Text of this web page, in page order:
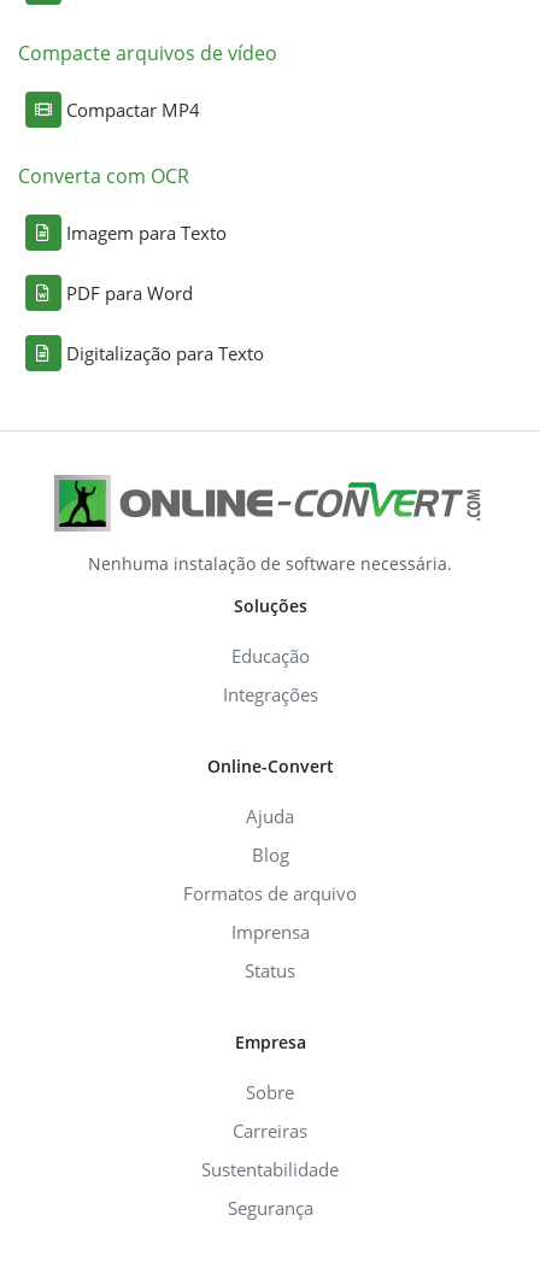
Compacte arquivos de vídeo
Compactar MP4
Converta com OCR
Imagem para Texto
PDF para Word
Digitalização para Texto
Nenhuma instalação de software necessária.
Soluções
Educação
Integrações
Online-Convert
Ajuda
Blog
Formatos de arquivo
Imprensa
Status
Empresa
Sobre
Carreiras
Sustentabilidade
Segurança